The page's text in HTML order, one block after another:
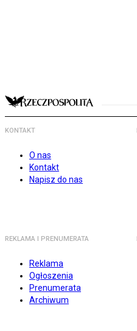
KONTAKT
O nas
Kontakt
Napisz do nas
REKLAMA I PRENUMERATA
Reklama
Ogłoszenia
Prenumerata
Archiwum